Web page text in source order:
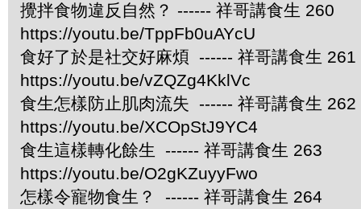
攪拌食物違反自然？ ------ 祥哥講食生 260
https://youtu.be/TppFb0uAYcU
食好了於是社交好麻煩 ------ 祥哥講食生 261
https://youtu.be/vZQZg4KklVc
食生怎樣防止肌肉流失 ------ 祥哥講食生 262
https://youtu.be/XCOpStJ9YC4
食生這樣轉化餘生 ------ 祥哥講食生 263
https://youtu.be/O2gKZuyyFwo
怎樣令寵物食生？ ------ 祥哥講食生 264